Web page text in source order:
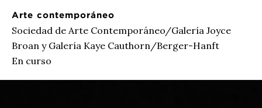
Arte contemporáneo
Sociedad de Arte Contemporáneo/Galería Joyce
Broan y Galería Kaye Cauthorn/Berger-Hanft
En curso